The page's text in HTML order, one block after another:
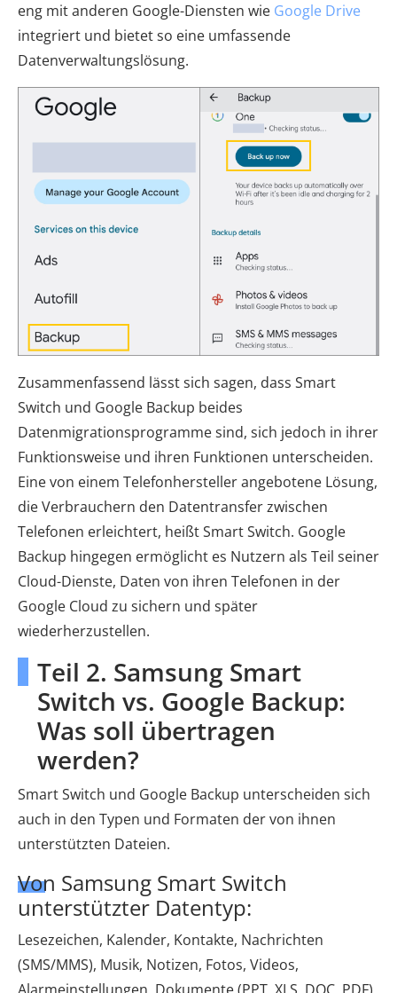
eng mit anderen Google-Diensten wie Google Drive
integriert und bietet so eine umfassende
Datenverwaltungslösung.
Zusammenfassend lässt sich sagen, dass Smart
Switch und Google Backup beides
Datenmigrationsprogramme sind, sich jedoch in ihrer
Funktionsweise und ihren Funktionen unterscheiden.
Eine von einem Telefonhersteller angebotene Lösung,
die Verbrauchern den Datentransfer zwischen
Telefonen erleichtert, heißt Smart Switch. Google
Backup hingegen ermöglicht es Nutzern als Teil seiner
Cloud-Dienste, Daten von ihren Telefonen in der
Google Cloud zu sichern und später
wiederherzustellen.
Teil 2. Samsung Smart
Switch vs. Google Backup:
Was soll übertragen
werden?
Smart Switch und Google Backup unterscheiden sich
auch in den Typen und Formaten der von ihnen
unterstützten Dateien.
Von Samsung Smart Switch
unterstützter Datentyp:
Lesezeichen, Kalender, Kontakte, Nachrichten
(SMS/MMS), Musik, Notizen, Fotos, Videos,